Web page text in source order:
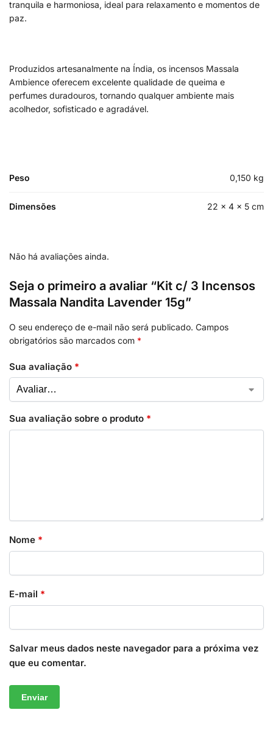
tranquila e harmoniosa, ideal para relaxamento e momentos de
paz.
Produzidos artesanalmente na Índia, os incensos Massala
Ambience oferecem excelente qualidade de queima e
perfumes duradouros, tornando qualquer ambiente mais
acolhedor, sofisticado e agradável.
Peso 0,150 kg
Dimensões 22 × 4 × 5 cm
Não há avaliações ainda.
Seja o primeiro a avaliar “Kit c/ 3 Incensos
Massala Nandita Lavender 15g”
O seu endereço de e-mail não será publicado. Campos
obrigatórios são marcados com *
Sua avaliação *
Sua avaliação sobre o produto *
Nome *
E-mail *
Salvar meus dados neste navegador para a próxima vez
que eu comentar.